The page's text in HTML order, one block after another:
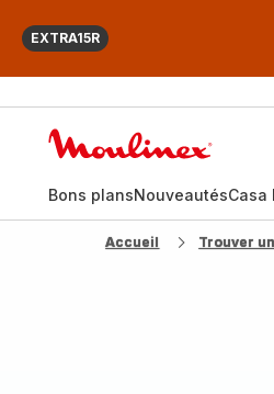
EXTRA15R
Bons plansNouveautésCasa
Accueil Trouver